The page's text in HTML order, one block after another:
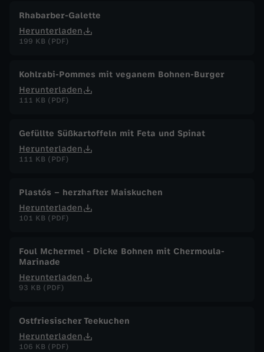
Rhabarber-Galette
Herunterladen
199 KB (PDF)
Kohlrabi-Pommes mit veganem Bohnen-Burger
Herunterladen
111 KB (PDF)
Gefüllte Süßkartoffeln mit Feta und Spinat
Herunterladen
111 KB (PDF)
Plastós – herzhafter Maiskuchen
Herunterladen
101 KB (PDF)
Foul Mchermel - Dicke Bohnen mit Chermoula-
Marinade
Herunterladen
93 KB (PDF)
Ostfriesischer Teekuchen
Herunterladen
106 KB (PDF)